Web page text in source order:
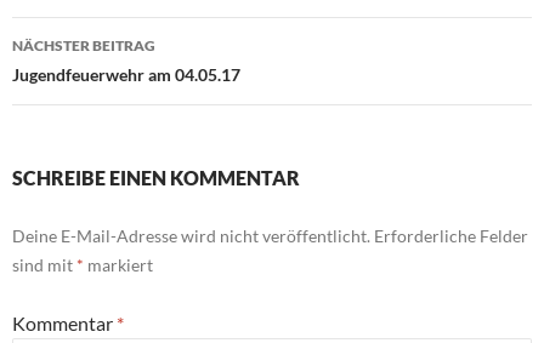
NÄCHSTER BEITRAG
Jugendfeuerwehr am 04.05.17
SCHREIBE EINEN KOMMENTAR
Deine E-Mail-Adresse wird nicht veröffentlicht. Erforderliche Felder
sind mit * markiert
Kommentar *